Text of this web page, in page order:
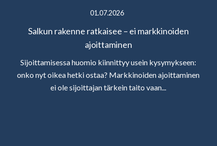
01.07.2026
Salkun rakenne ratkaisee – ei markkinoiden
ajoittaminen
Sijoittamisessa huomio kiinnittyy usein kysymykseen:
onko nyt oikea hetki ostaa? Markkinoiden ajoittaminen
ei ole sijoittajan tärkein taito vaan...